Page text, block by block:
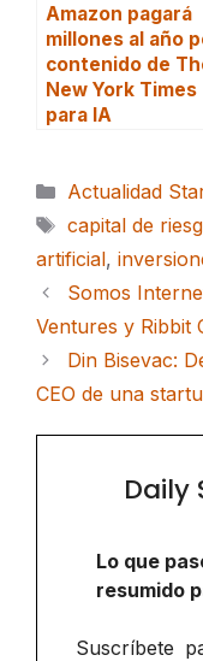
Amazon pagará
millones al año
contenido de
New York Times
para IA
Categorías
Actualidad
Etiquetas
capital de
artificial,
Somos
Ventures y Ribbit
Din Bisevac:
CEO de una
Daily
Lo que
resumido
Suscríbete